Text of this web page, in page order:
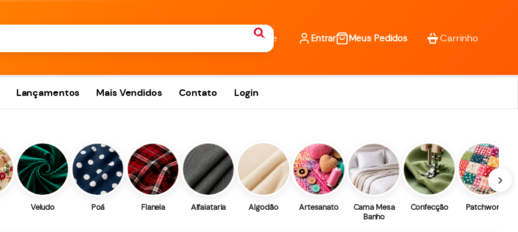
Entrar Meus Pedidos
Lançamentos Mais Vendidos Contato Login
Veludo Poá Flanela Alfaiataria Algodão Artesanato
Cama Mesa
Banho
Confecção Patchwork
›